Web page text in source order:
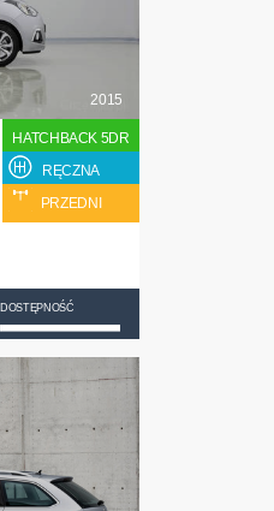
2015
HATCHBACK 5DR
RĘCZNA
PRZEDNI
DOSTĘPNOŚĆ